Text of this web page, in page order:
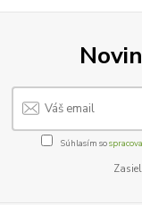
Súhlasím so